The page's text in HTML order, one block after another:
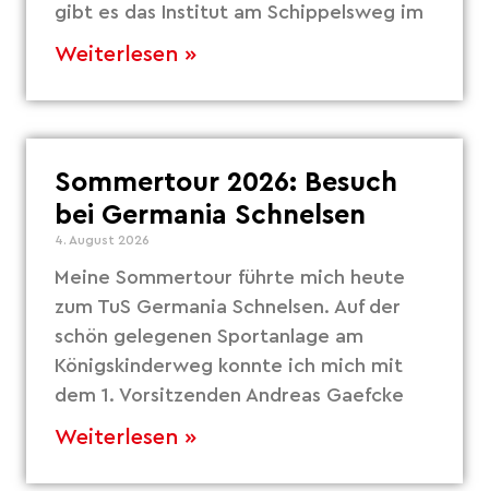
gibt es das Institut am Schippelsweg im
Weiterlesen »
Sommertour 2026: Besuch
bei Germania Schnelsen
4. August 2026
Meine Sommertour führte mich heute
zum TuS Germania Schnelsen. Auf der
schön gelegenen Sportanlage am
Königskinderweg konnte ich mich mit
dem 1. Vorsitzenden Andreas Gaefcke
Weiterlesen »